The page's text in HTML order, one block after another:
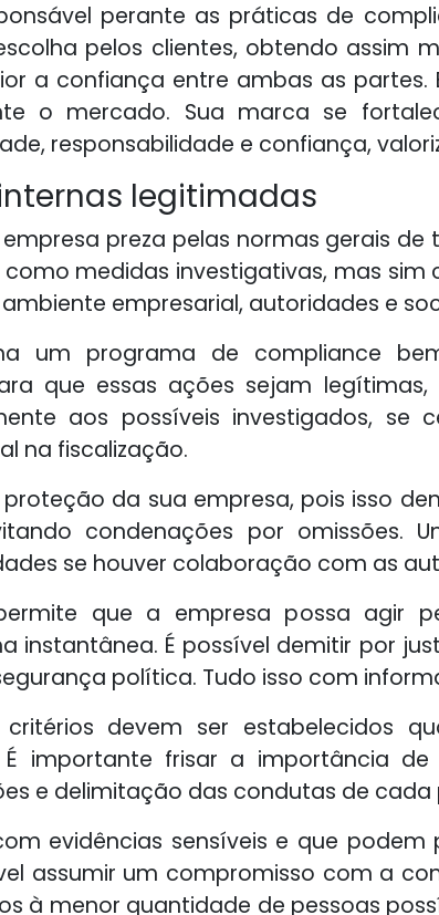
perante as práticas de
pelos clientes, obtendo assim
a confiança entre ambas as partes.
o mercado. Sua marca se
responsabilidade e confiança,
legitimadas
preza pelas normas gerais
medidas investigativas, mas
empresarial, autoridades e
um programa de compliance
que essas ações sejam
aos possíveis investigados,
na fiscalização.
da sua empresa, pois isso
condenações por omissões.
se houver colaboração com as
que a empresa possa agir
instantânea. É possível demitir por
política. Tudo isso com
devem ser estabelecidos
É importante frisar a importância
e delimitação das condutas de
evidências sensíveis e que
assumir um compromisso com a
à menor quantidade de pessoas